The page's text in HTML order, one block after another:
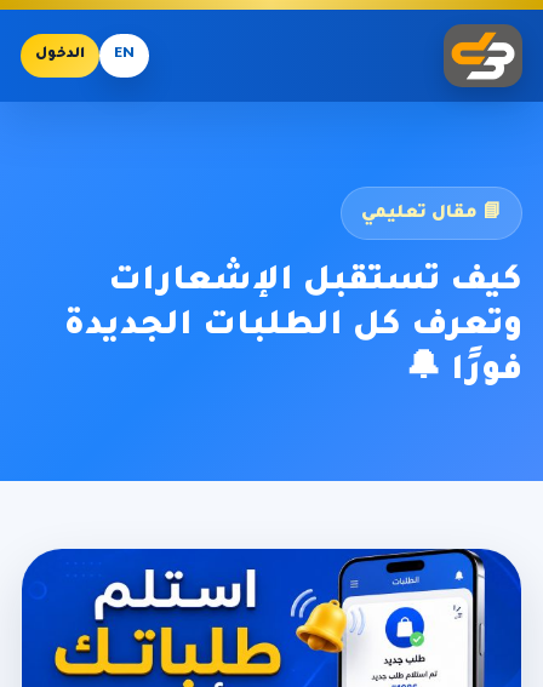
EN الدخول
📘 مقال تعليمي
كيف تستقبل الإشعارات
وتعرف كل الطلبات الجديدة
فورًا 🔔